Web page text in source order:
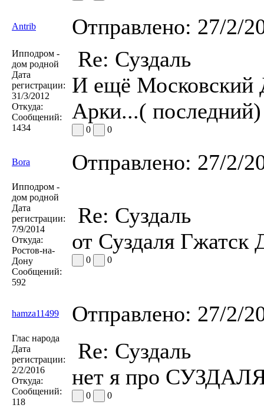
Antrib Отправлено: 27/2/
Ипподром -
дом родной
Дата
регистрации:
31/3/2012
Откуда:
Сообщений:
1434
Re: Суздаль
И ещё Московский
Арки...( последний)
0 0
Bora Отправлено: 27/2/
Ипподром -
дом родной
Дата
регистрации:
7/9/2014
Откуда:
Ростов-на-
Дону
Сообщений:
592
Re: Суздаль
от Суздаля Гжатск
0 0
hamza11499 Отправлено: 27/2/
Глас народа
Дата
регистрации:
2/2/2016
Откуда:
Сообщений:
118
Re: Суздаль
нет я про
0 0